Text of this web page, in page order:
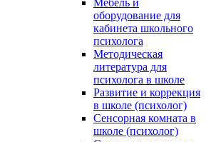
Мебель и
оборудование для
кабинета школьного
психолога
Методическая
литература для
психолога в школе
Развитие и коррекция
в школе (психолог)
Сенсорная комната в
школе (психолог)